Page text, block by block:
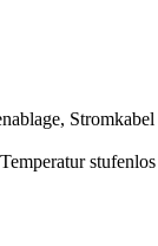
Stromkabel
stufenlos